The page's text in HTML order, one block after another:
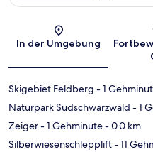
In der Umgebung
Skigebiet Feldberg - 1
Naturpark Südschwarzwald - 1
Zeiger- 1 Gehminute- 0.0 km
Silberwiesenschlepplift- 11